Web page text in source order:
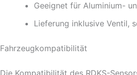
Geeignet für Aluminium-
Lieferung inklusive Ventil,
Fahrzeugkompatibilität